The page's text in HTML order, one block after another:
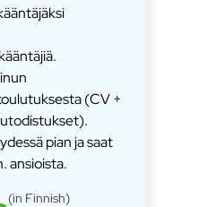
(CV +
pian ja saat
ansioista.
(in Finnish)